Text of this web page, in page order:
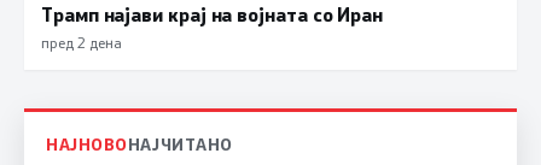
Трамп најави крај на војната со Иран
пред 2 дена
НАЈНОВОНАЈЧИТАНО